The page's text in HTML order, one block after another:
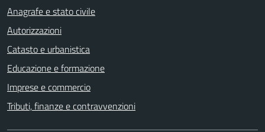
Anagrafe e stato civile
Autorizzazioni
Catasto e urbanistica
Educazione e formazione
Imprese e commercio
Tributi, finanze e contravvenzioni